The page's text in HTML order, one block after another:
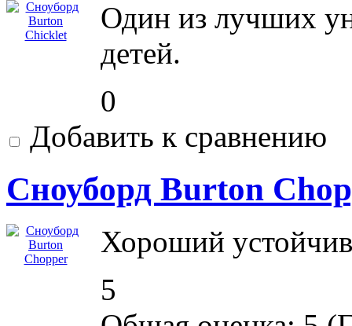
Один из лучших
детей.
0
Добавить к сравнению
Сноуборд Burton
Хороший
5